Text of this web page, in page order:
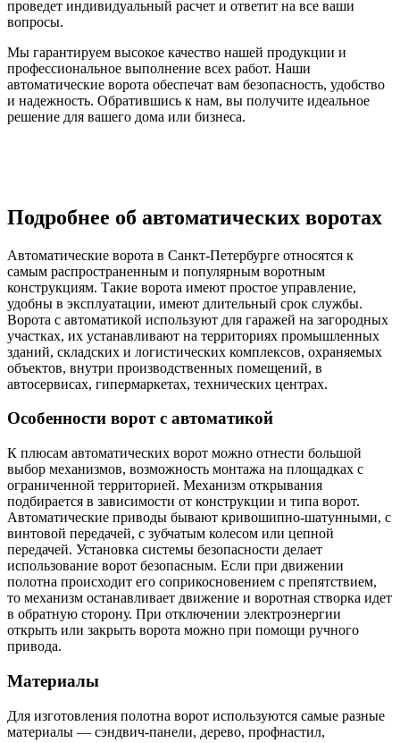
проведет индивидуальный расчет и ответит на все ваши
вопросы.
Мы гарантируем высокое качество нашей продукции и
профессиональное выполнение всех работ. Наши
автоматические ворота обеспечат вам безопасность, удобство
и надежность. Обратившись к нам, вы получите идеальное
решение для вашего дома или бизнеса.
Подробнее об автоматических воротах
Автоматические ворота в Санкт-Петербурге относятся к
самым распространенным и популярным воротным
конструкциям. Такие ворота имеют простое управление,
удобны в эксплуатации, имеют длительный срок службы.
Ворота с автоматикой используют для гаражей на загородных
участках, их устанавливают на территориях промышленных
зданий, складских и логистических комплексов, охраняемых
объектов, внутри производственных помещений, в
автосервисах, гипермаркетах, технических центрах.
Особенности ворот с автоматикой
К плюсам автоматических ворот можно отнести большой
выбор механизмов, возможность монтажа на площадках с
ограниченной территорией. Механизм открывания
подбирается в зависимости от конструкции и типа ворот.
Автоматические приводы бывают кривошипно-шатунными, с
винтовой передачей, с зубчатым колесом или цепной
передачей. Установка системы безопасности делает
использование ворот безопасным. Если при движении
полотна происходит его соприкосновением с препятствием,
то механизм останавливает движение и воротная створка идет
в обратную сторону. При отключении электроэнергии
открыть или закрыть ворота можно при помощи ручного
привода.
Материалы
Для изготовления полотна ворот используются самые разные
материалы — сэндвич-панели, дерево, профнастил,